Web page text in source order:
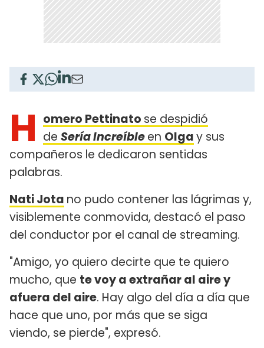
H omero Pettinato se despidió
de Sería Increíbleen Olgay sus
compañeros le dedicaron sentidas
palabras.
Nati Jota no pudo contener las lágrimas y,
visiblemente conmovida, destacó el paso
del conductor por el canal de streaming.
"Amigo, yo quiero decirte que te quiero
mucho, que te voy a extrañar al aire y
afuera del aire. Hay algo del día a día que
hace que uno, por más que se siga
viendo, se pierde", expresó.